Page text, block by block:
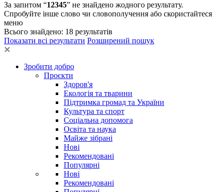
За запитом “12345” не знайдено жодного результату.
Спробуйте інше слово чи словополучення або скористайтеся
меню
Всього знайдено: 18 результатів
Показати всі результати Розширений пошук
Зробити добро
Проєкти
Здоров'я
Екологія та тварини
Підтримка громад та України
Культура та спорт
Соціальна допомога
Освіта та наука
Майже зібрані
Нові
Рекомендовані
Популярні
Нові
Рекомендовані